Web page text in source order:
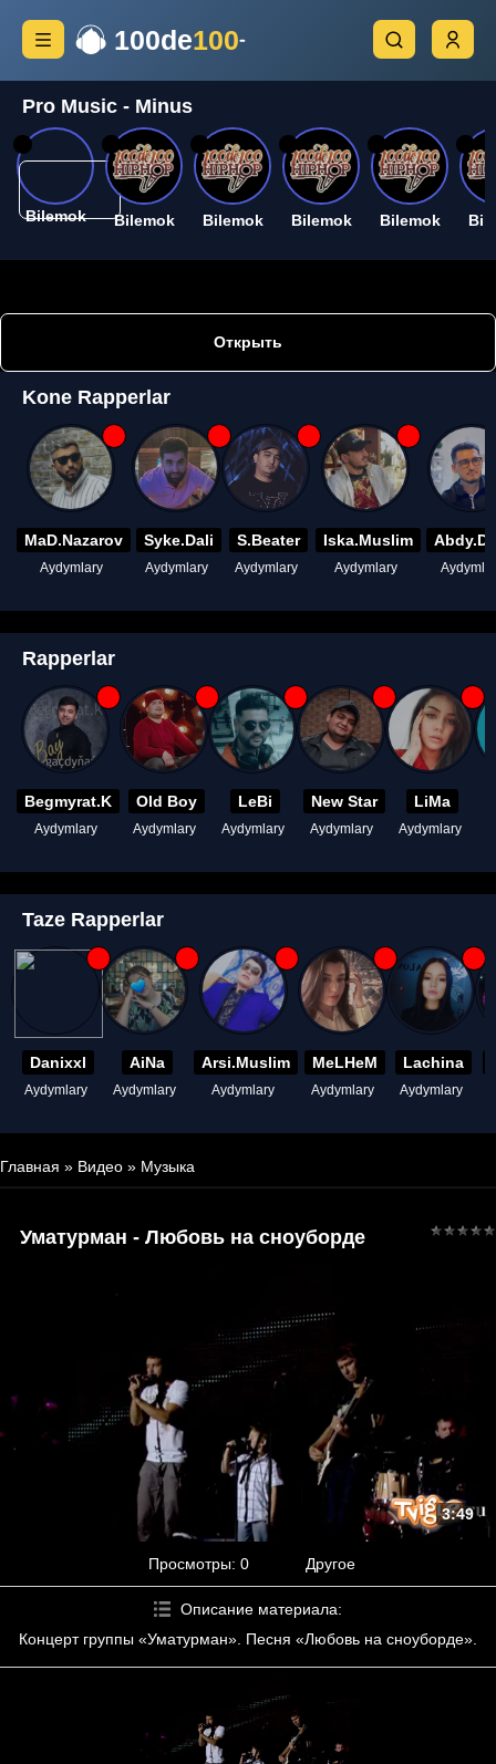
100de100
Pro Music - Minus
Bilemok Bilemok Bilemok Bilemok Bilemok
Открыть
Kone Rapperlar
MaD.Nazarov
Aydymlary
Syke.Dali
Aydymlary
S.Beater
Aydymlary
Iska.Muslim
Aydymlary
Rapperlar
Begmyrat.K
Aydymlary
Old Boy
Aydymlary
LeBi
Aydymlary
New Star
Aydymlary
LiMa
Aydymlary
Taze Rapperlar
Danixxl
Aydymlary
AiNa
Aydymlary
Arsi.Muslim
Aydymlary
MeLHeM
Aydymlary
Lachina
Aydymlary
Главная » Видео » Музыка
Уматурман - Любовь на сноуборде
3:49
Просмотры: 0 Другое
Описание материала:
Концерт группы «Уматурман». Песня «Любовь на сноуборде».